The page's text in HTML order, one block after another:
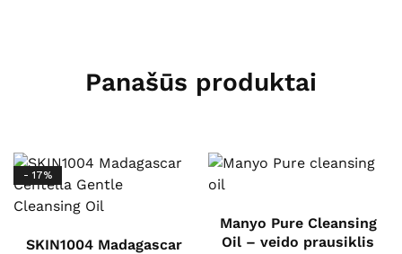
Panašūs produktai
- 17%
SKIN1004 Madagascar
Manyo Pure Cleansing
Oil – veido prausiklis